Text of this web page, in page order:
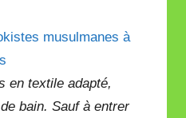
musulmanes à
en textile adapté,
bain. Sauf à entrer